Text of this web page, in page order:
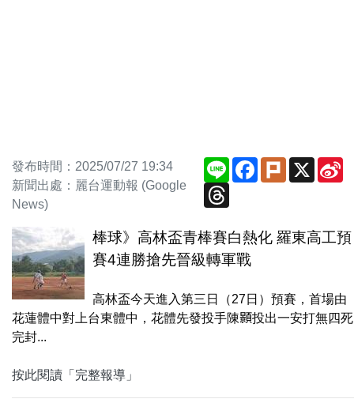
發布時間：2025/07/27 19:34
新聞出處：麗台運動報 (Google
News)
Line Facebook
PlurkX
Threads
棒球》高林盃青棒賽白熱化 羅東高工預
賽4連勝搶先晉級轉軍戰
高林盃今天進入第三日（27日）預賽，首場由
花蓮體中對上台東體中，花體先發投手陳顥投出一安打無四死
完封...
按此閱讀「完整報導」